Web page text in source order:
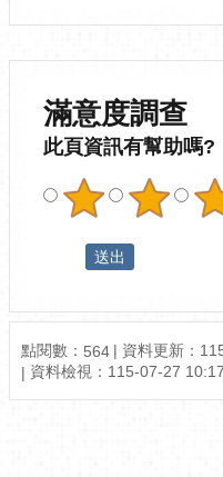
滿意度調查
此頁資訊有幫助嗎?
點閱數： 564
資料更新：
資料檢視：115-07-27 10:17